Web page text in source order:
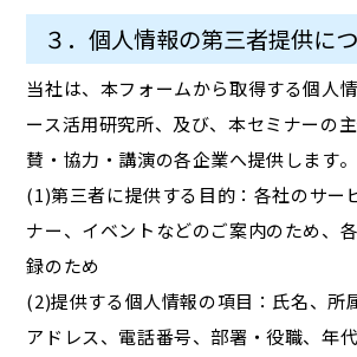
３．個人情報の第三者提供に
当社は、本フォームから取得する個人
ース活用研究所、及び、本セミナーの
賛・協力・講演の各企業へ提供します。
(1)第三者に提供する目的：各社のサー
ナー、イベントなどのご案内のため、
録のため
(2)提供する個人情報の項目：氏名、所
アドレス、電話番号、部署・役職、年